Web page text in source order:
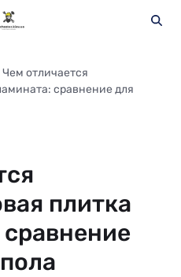
Чем отличается
сравнение для
плитка